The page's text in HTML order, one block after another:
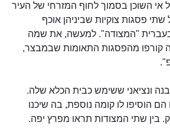
אי השוכן בסמוך לחוף המזרחי של העיר
פסגות צוקיות שביניהן אוכף
"המצודה". למעשה, את שמה
קורפו מהפסגות התאומות שבמבצר,
ונציאני ששימש כבית הכלא שלה.
הוסיפו לו קומה נוספת, בה שיכנו
בין שתי המצודות תראו מפרץ יפה.